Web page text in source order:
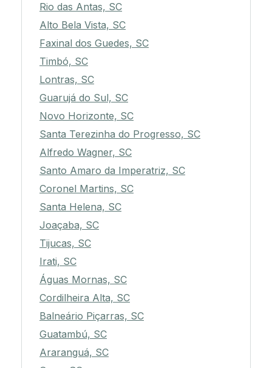
Rio das Antas, SC
Alto Bela Vista, SC
Faxinal dos Guedes, SC
Timbó, SC
Lontras, SC
Guarujá do Sul, SC
Novo Horizonte, SC
Santa Terezinha do Progresso, SC
Alfredo Wagner, SC
Santo Amaro da Imperatriz, SC
Coronel Martins, SC
Santa Helena, SC
Joaçaba, SC
Tijucas, SC
Irati, SC
Águas Mornas, SC
Cordilheira Alta, SC
Balneário Piçarras, SC
Guatambú, SC
Araranguá, SC